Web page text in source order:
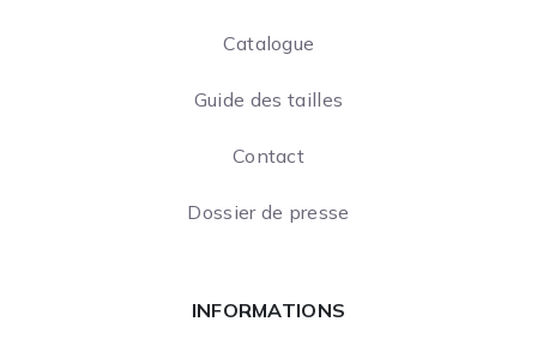
Catalogue
Guide des tailles
Contact
Dossier de presse
INFORMATIONS